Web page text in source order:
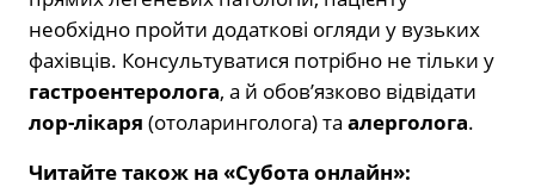
необхідно пройти додаткові огляди у вузьких
фахівців. Консультуватися потрібно не тільки у
гастроентеролога, а й обов’язково відвідати
лор-лікаря (отоларинголога) та алерголога.
Читайте також на «Субота онлайн»: